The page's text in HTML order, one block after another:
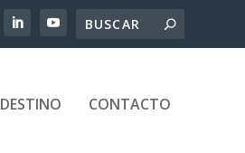
DESTINO CONTACTO